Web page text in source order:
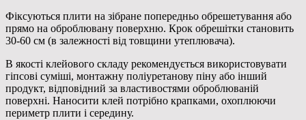
Фіксуються плити на зібране попередньо обрешетування або
прямо на оброблювану поверхню. Крок обрешітки становить
30-60 см (в залежності від товщини утеплювача).
В якості клейового складу рекомендується використовувати
гіпсові суміші, монтажну поліуретанову піну або інший
продукт, відповідний за властивостями оброблюваній
поверхні. Наносити клей потрібно крапками, охоплюючи
периметр плити і середину.